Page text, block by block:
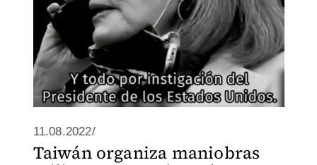
11.08.2022/
Taiwán organiza maniobras